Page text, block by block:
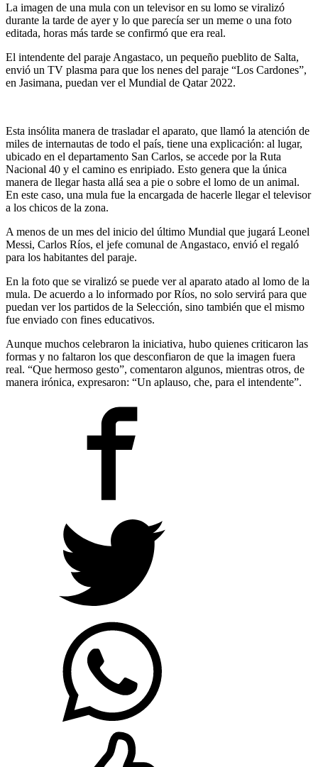
La imagen de una mula con un televisor en su lomo se viralizó
durante la tarde de ayer y lo que parecía ser un meme o una foto
editada, horas más tarde se confirmó que era real.
El intendente del paraje Angastaco, un pequeño pueblito de Salta,
envió un TV plasma para que los nenes del paraje “Los Cardones”,
en Jasimana, puedan ver el Mundial de Qatar 2022.
Esta insólita manera de trasladar el aparato, que llamó la atención de
miles de internautas de todo el país, tiene una explicación: al lugar,
ubicado en el departamento San Carlos, se accede por la Ruta
Nacional 40 y el camino es enripiado. Esto genera que la única
manera de llegar hasta allá sea a pie o sobre el lomo de un animal.
En este caso, una mula fue la encargada de hacerle llegar el televisor
a los chicos de la zona.
A menos de un mes del inicio del último Mundial que jugará Leonel
Messi, Carlos Ríos, el jefe comunal de Angastaco, envió el regaló
para los habitantes del paraje.
En la foto que se viralizó se puede ver al aparato atado al lomo de la
mula. De acuerdo a lo informado por Ríos, no solo servirá para que
puedan ver los partidos de la Selección, sino también que el mismo
fue enviado con fines educativos.
Aunque muchos celebraron la iniciativa, hubo quienes criticaron las
formas y no faltaron los que desconfiaron de que la imagen fuera
real. “Que hermoso gesto”, comentaron algunos, mientras otros, de
manera irónica, expresaron: “Un aplauso, che, para el intendente”.